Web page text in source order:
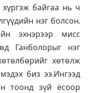
хүргэж байгаа нь ч
нэг болсон.
эхнэрээр мисс
Ганболорыг нэг
хөтөлж
биз ээ.Ингээд
тоонд зүй ёсоор